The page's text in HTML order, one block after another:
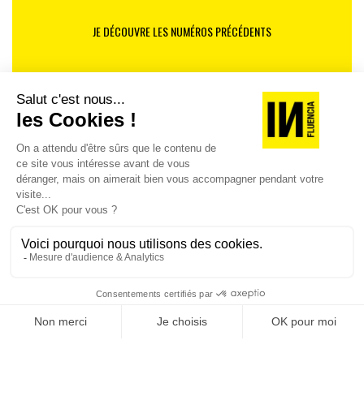
JE DÉCOUVRE LES NUMÉROS PRÉCÉDENTS